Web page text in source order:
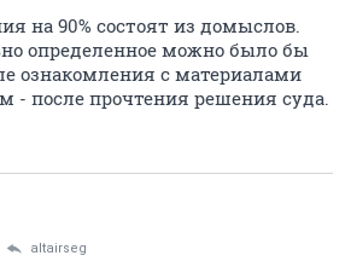
на 90% состоят из домыслов.
определенное можно было бы
ознакомления с материалами
- после прочтения решения суда.
altairseg